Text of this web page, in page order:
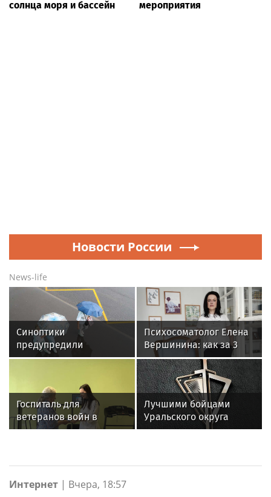
солнца моря и бассейн мероприятия
Новости России
News-life
Синоптики
предупредили
москвичей о жаркой
грозой 6 августа
Психосоматолог Елена
Вершинина: как за 3
минуты вернуть себе
равновесие
Госпиталь для
ветеранов войн в
Екатеринбурге получил
Лучшими бойцами
Уральского округа
Росгвардии стали
по охране важных
Интернет | Вчера, 18:57